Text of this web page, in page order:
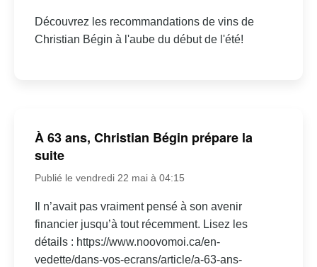
Découvrez les recommandations de vins de
Christian Bégin à l'aube du début de l'été!
À 63 ans, Christian Bégin prépare la
suite
Publié le vendredi 22 mai à 04:15
Il n’avait pas vraiment pensé à son avenir
financier jusqu’à tout récemment. Lisez les
détails : https://www.noovomoi.ca/en-
vedette/dans-vos-ecrans/article/a-63-ans-